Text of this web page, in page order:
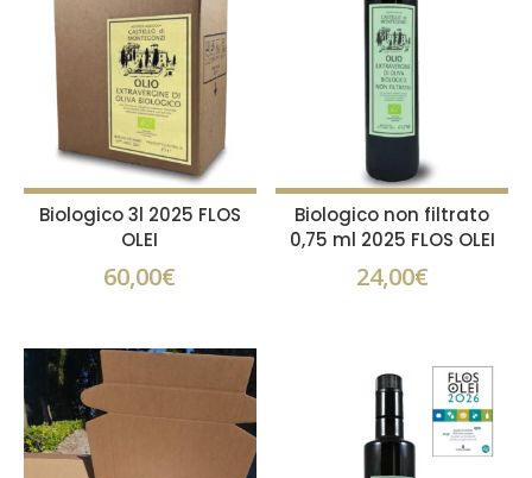
Biologico 3l 2025 FLOS
OLEI
60,00€
Biologico non filtrato
0,75 ml 2025 FLOS OLEI
24,00€